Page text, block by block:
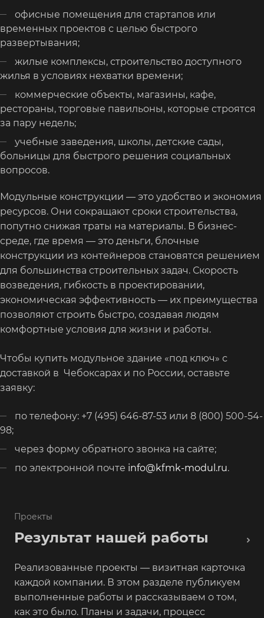
офисные помещения для стартапов или
временных проектов с целью быстрого
развертывания;
жилые комплексы, строительство доступного
жилья в условиях нехватки времени;
коммерческие объекты, магазины, кафе,
рестораны, торговые павильоны, которые строятся
за пару недель;
учебные заведения, школы, детские сады,
больницы для быстрого решения социальных
вопросов.
Модульные конструкции — это удобство и экономия
ресурсов. Они сокращают сроки строительства,
попутно снижая траты на материалы. В бизнес-
среде, где время — это деньги, блочные
конструкции из контейнеров становятся решением
для большинства строительных задач. Скорость
возведения, гибкость в проектировании,
экономическая эффективность — их преимущества
позволяют строить быстро, создавая людям
комфортные условия для жизни и работы.
Чтобы купить модульное здание «под ключ» с
доставкой в Чебоксарах и по России, оставьте
заявку:
по телефону: +7 (495) 646-87-53 или 8 (800) 500-54-
98;
через форму обратного звонка на сайте;
по электронной почте info@kfmk-modul.ru.
Проекты
Результат нашей работы
Реализованные проекты — визитная карточка
каждой компании. В этом разделе публикуем
выполненные работы и рассказываем о том,
как это было. Планы и задачи, процесс